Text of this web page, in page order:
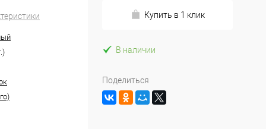
Купить в 1 клик
В наличии
Поделиться